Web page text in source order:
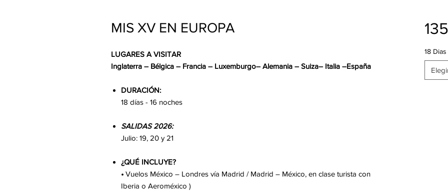
MIS XV EN EUROPA
LUGARES A VISITAR
Inglaterra – Bélgica – Francia – Luxemburgo– Alemania – Suiza– Italia –España
DURACIÓN:
18 días - 16 noches
SALIDAS 2026:
Julio: 19, 20 y 21
¿QUÉ INCLUYE?
• Vuelos México – Londres vía Madrid / Madrid – México, en clase turista con
Iberia o Aeroméxico )
18